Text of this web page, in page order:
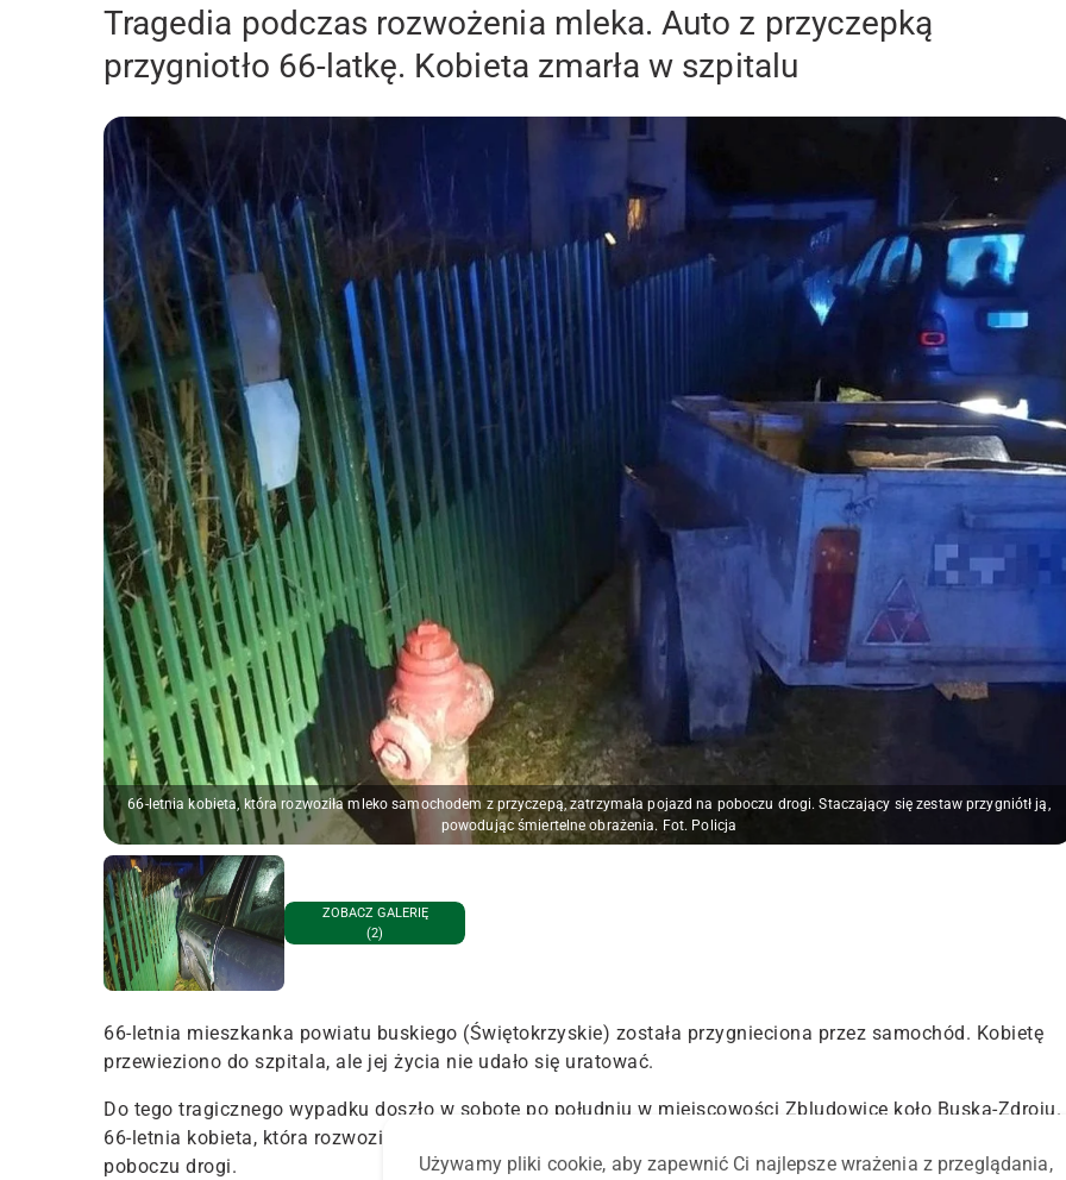
Tragedia podczas rozwożenia mleka. Auto z przyczepką
przygniotło 66-latkę. Kobieta zmarła w szpitalu
66-letnia kobieta, która rozwoziła mleko samochodem z przyczepą, zatrzymała pojazd na poboczu drogi. Staczający się zestaw przygniótł ją,
powodując śmiertelne obrażenia. Fot. Policja
ZOBACZ GALERIĘ
(2)
66-letnia mieszkanka powiatu buskiego (Świętokrzyskie) została przygnieciona przez samochód. Kobietę
przewieziono do szpitala, ale jej życia nie udało się uratować.
Do tego tragicznego wypadku doszło w sobotę po południu w miejscowości Zbludowice koło Buska-Zdroju.
66-letnia kobieta, która rozwoziła mleko samochodem renault scenic z przyczepą, zatrzymała pojazd na
poboczu drogi.
Używamy pliki cookie, aby zapewnić Ci najlepsze wrażenia z przeglądania,